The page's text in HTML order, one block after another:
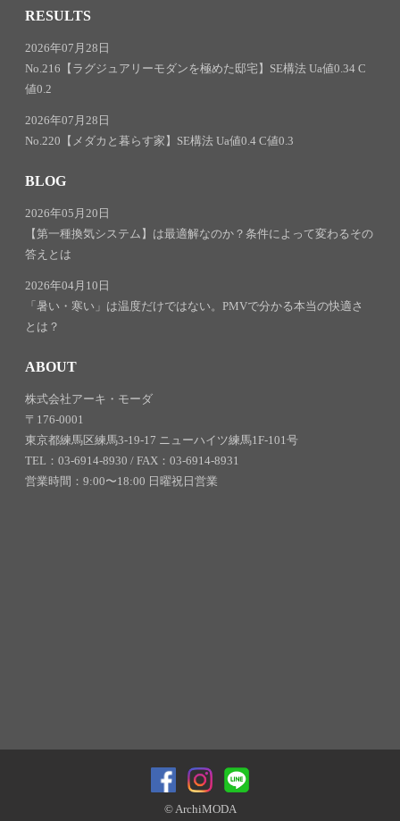
RESULTS
2026年07月28日
No.216【ラグジュアリーモダンを極めた邸宅】SE構法 Ua値0.34 C
値0.2
2026年07月28日
No.220【メダカと暮らす家】SE構法 Ua値0.4 C値0.3
BLOG
2026年05月20日
【第一種換気システム】は最適解なのか？条件によって変わるその
答えとは
2026年04月10日
「暑い・寒い」は温度だけではない。PMVで分かる本当の快適さ
とは？
ABOUT
株式会社アーキ・モーダ
〒176-0001
東京都練馬区練馬3-19-17 ニューハイツ練馬1F-101号
TEL：03-6914-8930 / FAX：03-6914-8931
営業時間：9:00〜18:00 日曜祝日営業
© ArchiMODA